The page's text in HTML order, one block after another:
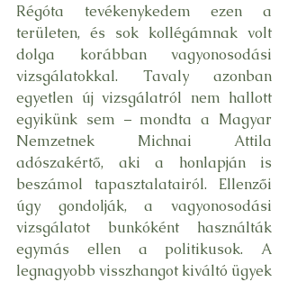
Régóta tevékenykedem ezen a
területen, és sok kollégámnak volt
dolga korábban vagyonosodási
vizsgálatokkal. Tavaly azonban
egyetlen új vizsgálatról nem hallott
egyikünk sem – mondta a Magyar
Nemzetnek Michnai Attila
adószakértő, aki a honlapján is
beszámol tapasztalatairól. Ellenzői
úgy gondolják, a vagyonosodási
vizsgálatot bunkóként használták
egymás ellen a politikusok. A
legnagyobb visszhangot kiváltó ügyek